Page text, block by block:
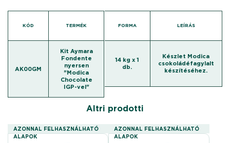
KÓD TERMÉK
AK00GM
Kit Aymara
Fondente
nyersen
"Modica
Chocolate
IGP-vel"
FORMA LEÍRÁS
14 kg x 1
db.
Készlet Modica
csokoládéfagylalt
készítéséhez.
Altri prodotti
AZONNAL FELHASZNÁLHATÓ
ALAPOK
AZONNAL FELHASZNÁLHATÓ
ALAPOK